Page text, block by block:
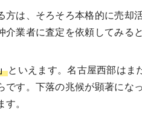
は、そろそろ本格的に売却
業者に査定を依頼してみる
といえます。名古屋西部はま
す。下落の兆候が顕著にな
。